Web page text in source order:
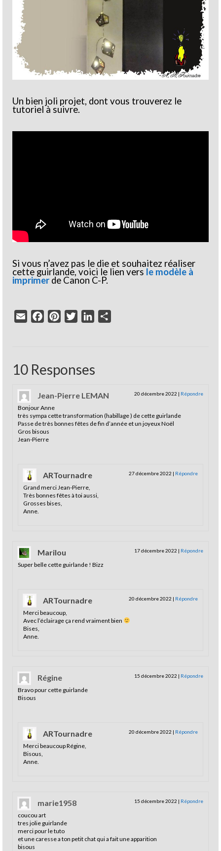
Un bien joli projet, dont vous trouverez le
tutoriel à suivre.
Si vous n’avez pas le die et souhaitez réaliser
cette guirlande, voici le lien vers le modèle à
imprimer de Canon C-P.
Email FacebookPinterestTwitterLinkedIn
10 Responses
Jean-Pierre LEMAN 20 décembre 2022 | Répondre
Bonjour Anne
très sympa cette transformation (habillage ) de cette guirlande
Passe de très bonnes fêtes de fin d’année et un joyeux Noël
Gros bisous
Jean-Pierre
ARTournadre 27 décembre 2022 | Répondre
Grand merci Jean-Pierre,
Très bonnes fêtes à toi aussi,
Grosses bises,
Anne.
Marilou 17 décembre 2022 | Répondre
Super belle cette guirlande ! Bizz
ARTournadre 20 décembre 2022 | Répondre
Merci beaucoup,
Avec l’éclairage ça rend vraiment bien
Bises,
Anne.
Régine 15 décembre 2022 | Répondre
Bravo pour cette guirlande
Bisous
ARTournadre 20 décembre 2022 | Répondre
Merci beaucoup Régine,
Bisous,
Anne.
marie1958 15 décembre 2022 | Répondre
coucou art
tres jolie guirlande
merci pour le tuto
et une caresse a ton petit chat qui a fait une apparition
bisous